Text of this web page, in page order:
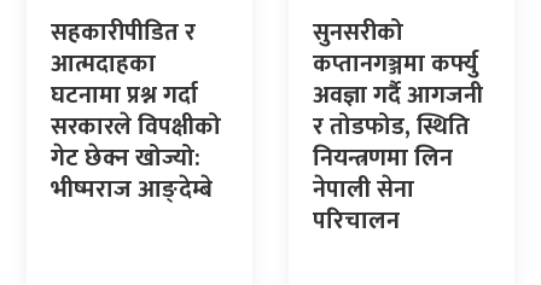
सहकारीपीडित र
आत्मदाहका
घटनामा प्रश्न गर्दा
सरकारले विपक्षीको
गेट छेक्न खोज्यो:
भीष्मराज आङ्देम्बे
सुनसरीको
कप्तानगञ्जमा कर्फ्यु
अवज्ञा गर्दै आगजनी
र तोडफोड, स्थिति
नियन्त्रणमा लिन
नेपाली सेना
परिचालन